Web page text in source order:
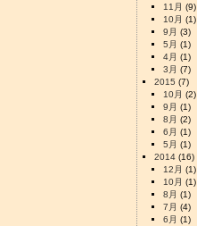
11月 (9)
10月 (1)
9月 (3)
5月 (1)
4月 (1)
3月 (7)
2015 (7)
10月 (2)
9月 (1)
8月 (2)
6月 (1)
5月 (1)
2014 (16)
12月 (1)
10月 (1)
8月 (1)
7月 (4)
6月 (1)